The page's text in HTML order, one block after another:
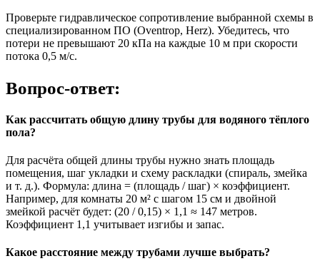
Проверьте гидравлическое сопротивление выбранной схемы в
специализированном ПО (Oventrop, Herz). Убедитесь, что
потери не превышают 20 кПа на каждые 10 м при скорости
потока 0,5 м/с.
Вопрос-ответ:
Как рассчитать общую длину трубы для водяного тёплого
пола?
Для расчёта общей длины трубы нужно знать площадь
помещения, шаг укладки и схему раскладки (спираль, змейка
и т. д.). Формула: длина = (площадь / шаг) × коэффициент.
Например, для комнаты 20 м² с шагом 15 см и двойной
змейкой расчёт будет: (20 / 0,15) × 1,1 ≈ 147 метров.
Коэффициент 1,1 учитывает изгибы и запас.
Какое расстояние между трубами лучше выбрать?